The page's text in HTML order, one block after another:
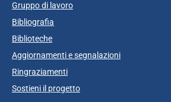
Gruppo di lavoro
Bibliografia
Biblioteche
Aggiornamenti e segnalazioni
Ringraziamenti
Sostieni il progetto